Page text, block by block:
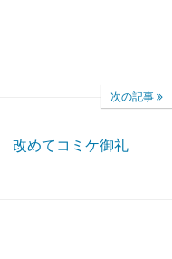
次の記事
改めてコミケ御礼